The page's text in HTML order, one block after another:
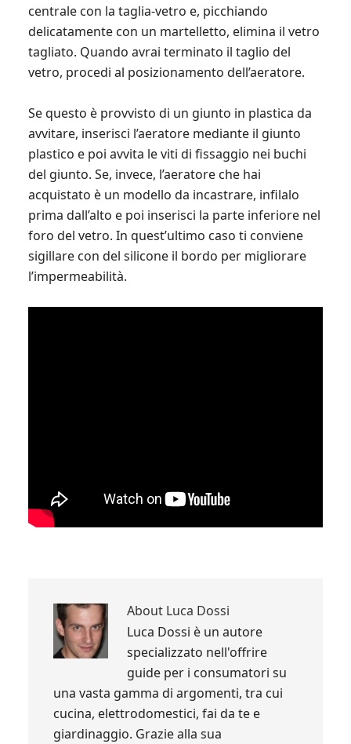
centrale con la taglia-vetro e, picchiando
delicatamente con un martelletto, elimina il vetro
tagliato. Quando avrai terminato il taglio del
vetro, procedi al posizionamento dell’aeratore.
Se questo è provvisto di un giunto in plastica da
avvitare, inserisci l’aeratore mediante il giunto
plastico e poi avvita le viti di fissaggio nei buchi
del giunto. Se, invece, l’aeratore che hai
acquistato è un modello da incastrare, infilalo
prima dall’alto e poi inserisci la parte inferiore nel
foro del vetro. In quest’ultimo caso ti conviene
sigillare con del silicone il bordo per migliorare
l’impermeabilità.
About Luca Dossi
Luca Dossi è un autore
specializzato nell'offrire
guide per i consumatori su
una vasta gamma di argomenti, tra cui
cucina, elettrodomestici, fai da te e
giardinaggio. Grazie alla sua